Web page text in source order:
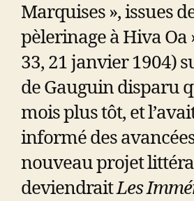
Marquises », issues
pèlerinage à Hiva Oa
33, 21 janvier 1904)
de Gauguin disparu
mois plus tôt, et
informé des
nouveau projet
deviendraitLes